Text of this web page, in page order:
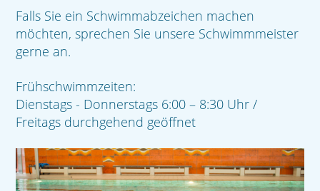
Falls Sie ein Schwimmabzeichen machen
möchten, sprechen Sie unsere Schwimmmeister
gerne an.
Frühschwimmzeiten:
Dienstags - Donnerstags 6:00 – 8:30 Uhr /
Freitags durchgehend geöffnet